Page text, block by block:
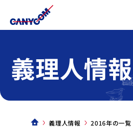
義理人情報
義理人情報 2016年の一覧